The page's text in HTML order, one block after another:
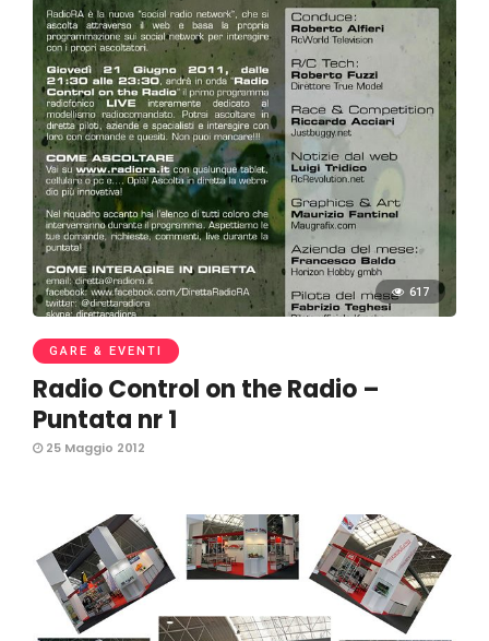
617
GARE & EVENTI
Radio Control on the Radio –
Puntata nr 1
25 Maggio 2012